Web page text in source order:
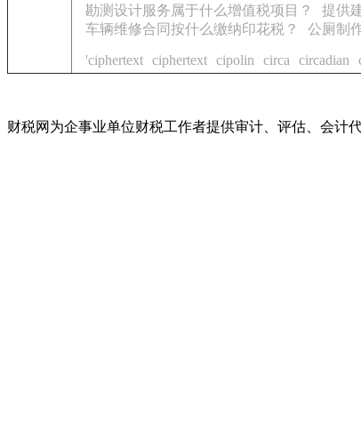
勘测设计服务属于什么增值税项目？
提供
车辆维修合同按什么缴纳印花税？
公厕制
'ciphertext ciphertext cipolin circa circadian
财税网为企事业单位财税工作者提供审计、评估、会计